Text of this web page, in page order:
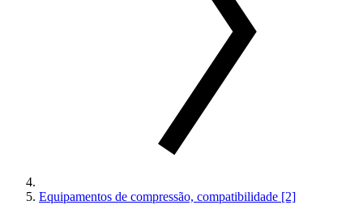
Equipamentos de compressão, compatibilidade [2]